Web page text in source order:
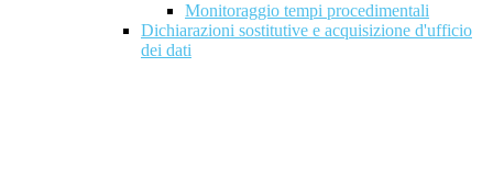
Monitoraggio tempi procedimentali
Dichiarazioni sostitutive e acquisizione d'ufficio
dei dati